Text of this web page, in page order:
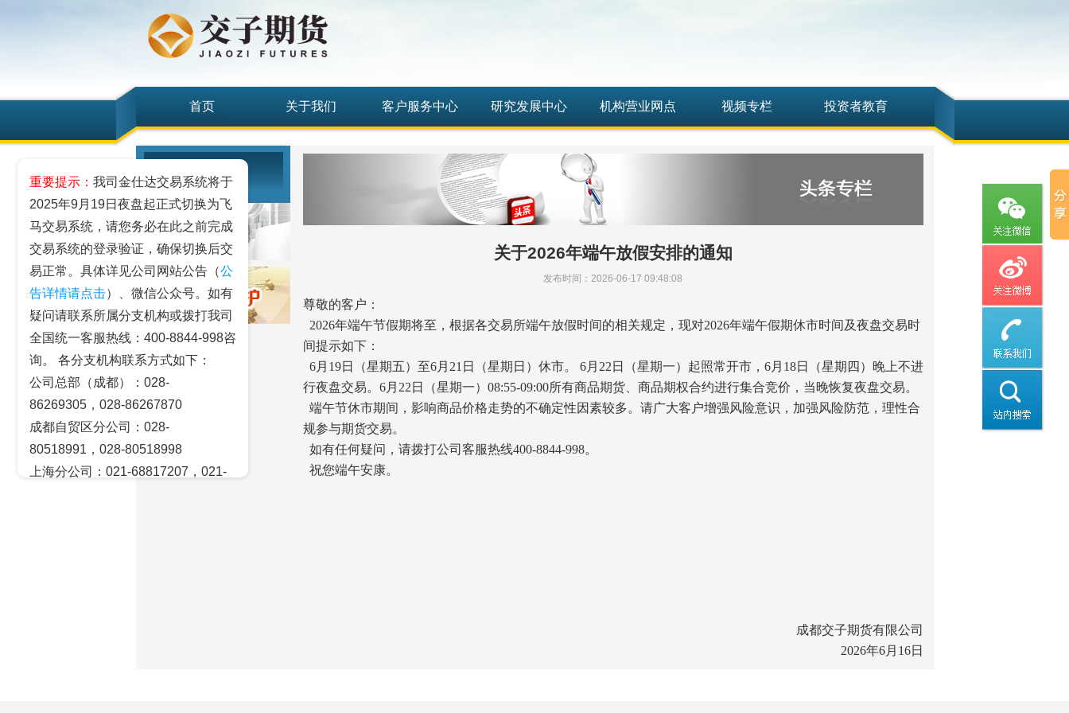
首页 关于我们 客户服务中心 研究发展中心 机构营业网点 视频专栏 投资者教育
关于2026年端午放假安排的通知
发布时间：2026-06-17 09:48:08
尊敬的客户：
2026年端午节假期将至，根据各交易所端午放假时间的相关规定，现对2026年端午假期休市时间及夜盘交易时
间提示如下：
6月19日（星期五）至6月21日（星期日）休市。 6月22日（星期一）起照常开市，6月18日（星期四）晚上不进
行夜盘交易。6月22日（星期一）08:55-09:00所有商品期货、商品期权合约进行集合竞价，当晚恢复夜盘交易。
端午节休市期间，影响商品价格走势的不确定性因素较多。请广大客户增强风险意识，加强风险防范，理性合
规参与期货交易。
如有任何疑问，请拨打公司客服热线400-8844-998。
祝您端午安康。
成都交子期货有限公司
2026年6月16日
重要提示： 我司金仕达交易系统将于
2025年9月19日夜盘起正式切换为飞
马交易系统，请您务必在此之前完成
交易系统的登录验证，确保切换后交
易正常。具体详见公司网站公告（公
告详情请点击）、微信公众号。如有
疑问请联系所属分支机构或拨打我司
全国统一客服热线：400-8844-998咨
询。 各分支机构联系方式如下：
公司总部（成都）：028-
86269305，028-86267870
成都自贸区分公司：028-
80518991，028-80518998
上海分公司：021-68817207，021-